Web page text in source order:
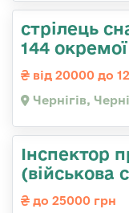
стрілець
144
від 20000 до
Чернігів,
Інспектор
(військова
до 25000 грн